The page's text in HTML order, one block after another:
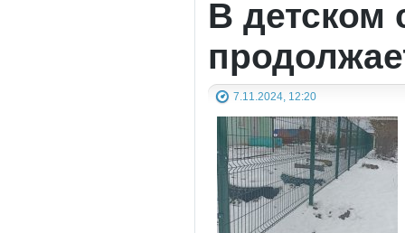
В детском
7.11.2024, 12:20